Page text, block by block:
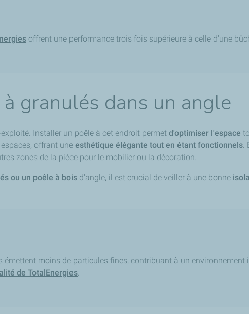
offrent une performance trois fois supérieure à celle d’une
granulés dans un angle
Installer un poêle à cet endroit permet d'optimiser l'espace
offrant une esthétique élégante tout en étant fonctionnels
zones de la pièce pour le mobilier ou la décoration.
ou un poêle à bois d’angle, il est crucial de veiller à une bonne
émettent moins de particules fines, contribuant à un
de TotalEnergies